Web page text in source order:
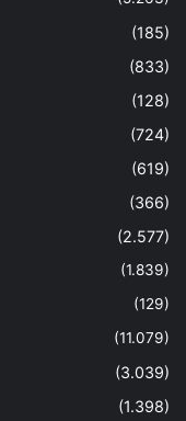
(185)
(833)
(128)
(724)
(619)
(366)
(2.577)
(1.839)
(129)
(11.079)
(3.039)
(1.398)